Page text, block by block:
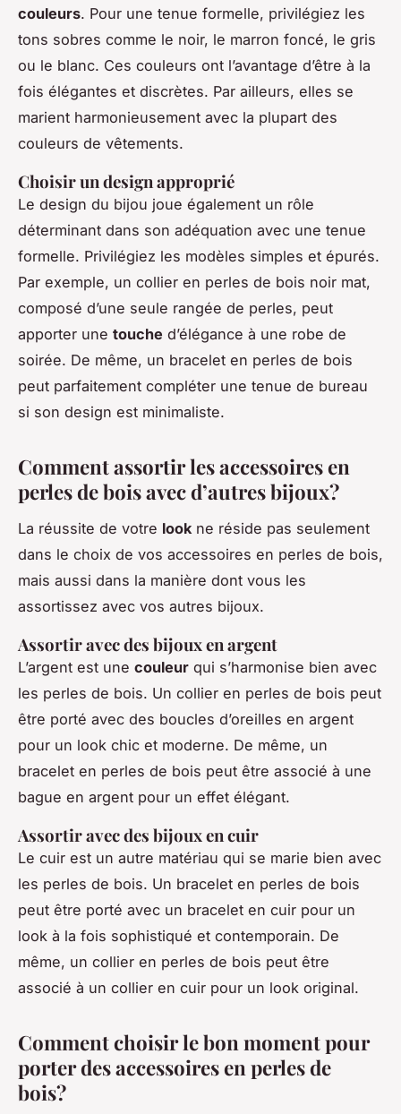
couleurs. Pour une tenue formelle, privilégiez les
tons sobres comme le noir, le marron foncé, le gris
ou le blanc. Ces couleurs ont l’avantage d’être à la
fois élégantes et discrètes. Par ailleurs, elles se
marient harmonieusement avec la plupart des
couleurs de vêtements.
Choisir un design approprié
Le design du bijou joue également un rôle
déterminant dans son adéquation avec une tenue
formelle. Privilégiez les modèles simples et épurés.
Par exemple, un collier en perles de bois noir mat,
composé d’une seule rangée de perles, peut
apporter une touche d’élégance à une robe de
soirée. De même, un bracelet en perles de bois
peut parfaitement compléter une tenue de bureau
si son design est minimaliste.
Comment assortir les accessoires en
perles de bois avec d’autres bijoux?
La réussite de votre look ne réside pas seulement
dans le choix de vos accessoires en perles de bois,
mais aussi dans la manière dont vous les
assortissez avec vos autres bijoux.
Assortir avec des bijoux en argent
L’argent est une couleur qui s’harmonise bien avec
les perles de bois. Un collier en perles de bois peut
être porté avec des boucles d’oreilles en argent
pour un look chic et moderne. De même, un
bracelet en perles de bois peut être associé à une
bague en argent pour un effet élégant.
Assortir avec des bijoux en cuir
Le cuir est un autre matériau qui se marie bien avec
les perles de bois. Un bracelet en perles de bois
peut être porté avec un bracelet en cuir pour un
look à la fois sophistiqué et contemporain. De
même, un collier en perles de bois peut être
associé à un collier en cuir pour un look original.
Comment choisir le bon moment pour
porter des accessoires en perles de
bois?